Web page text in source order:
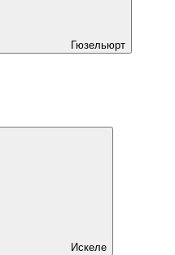
Гюзельюрт
Искеле